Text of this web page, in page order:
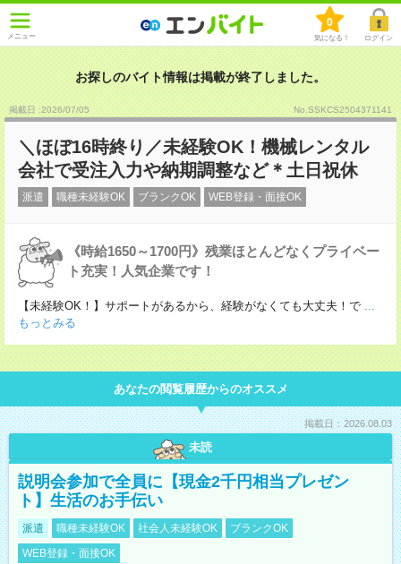
メニュー
0
気になる！ ログイン
お探しのバイト情報は掲載が終了しました。
掲載日 :2026/07/05 No.SSKCS2504371141
＼ほぼ16時終り／未経験OK！機械レンタル
会社で受注入力や納期調整など＊土日祝休
派遣 職種未経験OK ブランクOK WEB登録・面接OK
《時給1650～1700円》残業ほとんどなくプライベー
ト充実！人気企業です！
【未経験OK！】サポートがあるから、経験がなくても大丈夫！で ...
もっとみる
あなたの閲覧履歴からのオススメ
掲載日：2026.08.03
未読
説明会参加で全員に【現金2千円相当プレゼン
ト】生活のお手伝い
派遣 職種未経験OK 社会人未経験OK
ブランクOK
WEB登録・面接OK